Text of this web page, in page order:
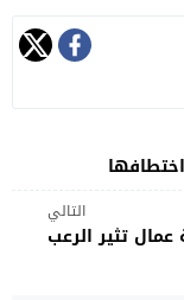
التالي
تثير الرعب